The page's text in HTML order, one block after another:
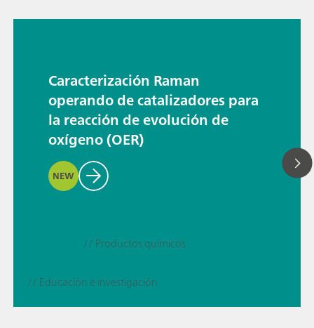
Caracterización Raman
operando de catalizadores para
la reacción de evolución de
oxígeno (OER)
NEW
// Productos químicos
// Educación e investigación